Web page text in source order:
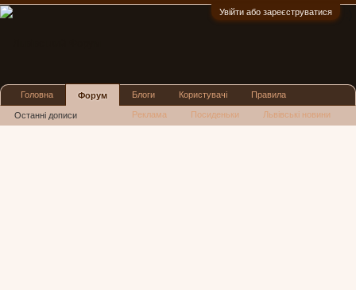
Увійти або зареєструватися
Головна Форум
Останні дописи
Блоги Користувачі Правила
Реклама Посиденьки Львівські новини